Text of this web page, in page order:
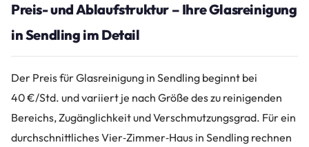
Preis- und Ablaufstruktur – Ihre Glasreinigung
in Sendling im Detail
Der Preis für Glasreinigung in Sendling beginnt bei
40 €/Std. und variiert je nach Größe des zu reinigenden
Bereichs, Zugänglichkeit und Verschmutzungsgrad. Für ein
durchschnittliches Vier‑Zimmer‑Haus in Sendling rechnen